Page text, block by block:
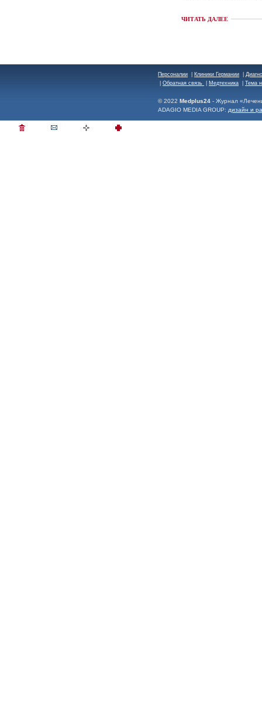
ЧИТАТЬ ДАЛЕЕ
Персоналии Клиники Германии
Обратная связь Медтехника Тема
© 2022 Medplus24 - Журнал
ADAGIO MEDIA GROUP: дизайн и